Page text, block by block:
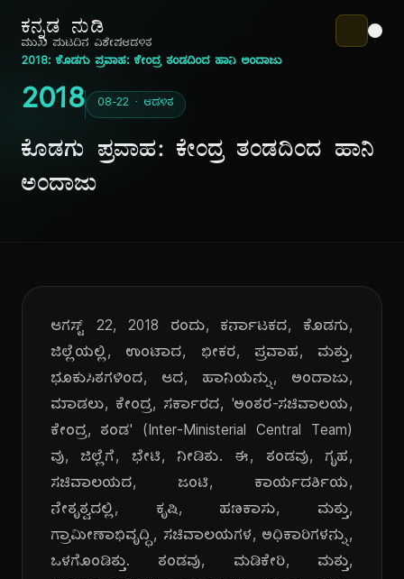
ಕನ್ನಡ ನುಡಿ
ಮುಖ ಪುಟದಿನ ವಿಶೇಷಆಡಳಿತ
2018: ಕೊಡಗು ಪ್ರವಾಹ: ಕೇಂದ್ರ ತಂಡದಿಂದ ಹಾನಿ ಅಂದಾಜು
2018 08-22 · ಆಡಳಿತ
ಕೊಡಗು ಪ್ರವಾಹ: ಕೇಂದ್ರ ತಂಡದಿಂದ ಹಾನಿ
ಅಂದಾಜು
ಆಗಸ್ಟ್ 22, 2018 ರಂದು, ಕರ್ನಾಟಕದ, ಕೊಡಗು,
ಜಿಲ್ಲೆಯಲ್ಲಿ, ಉಂಟಾದ, ಭೀಕರ, ಪ್ರವಾಹ, ಮತ್ತು,
ಭೂಕುಸಿತಗಳಿಂದ, ಆದ, ಹಾನಿಯನ್ನು, ಅಂದಾಜು,
ಮಾಡಲು, ಕೇಂದ್ರ, ಸರ್ಕಾರದ, 'ಅಂತರ-ಸಚಿವಾಲಯ,
ಕೇಂದ್ರ, ತಂಡ' (Inter-Ministerial Central Team)
ವು, ಜಿಲ್ಲೆಗೆ, ಭೇಟಿ, ನೀಡಿತು. ಈ, ತಂಡವು, ಗೃಹ,
ಸಚಿವಾಲಯದ, ಜಂಟಿ, ಕಾರ್ಯದರ್ಶಿಯ,
ನೇತೃತ್ವದಲ್ಲಿ, ಕೃಷಿ, ಹಣಕಾಸು, ಮತ್ತು,
ಗ್ರಾಮೀಣಾಭಿವೃದ್ಧಿ, ಸಚಿವಾಲಯಗಳ, ಅಧಿಕಾರಿಗಳನ್ನು,
ಒಳಗೊಂಡಿತ್ತು. ತಂಡವು, ಮಡಿಕೇರಿ, ಮತ್ತು,